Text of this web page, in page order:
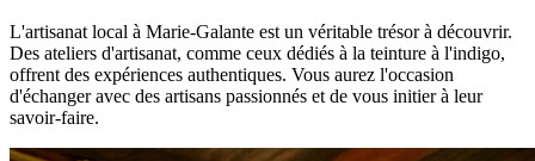
L'artisanat local à Marie-Galante est un véritable trésor à découvrir.
Des ateliers d'artisanat, comme ceux dédiés à la teinture à l'indigo,
offrent des expériences authentiques. Vous aurez l'occasion
d'échanger avec des artisans passionnés et de vous initier à leur
savoir-faire.